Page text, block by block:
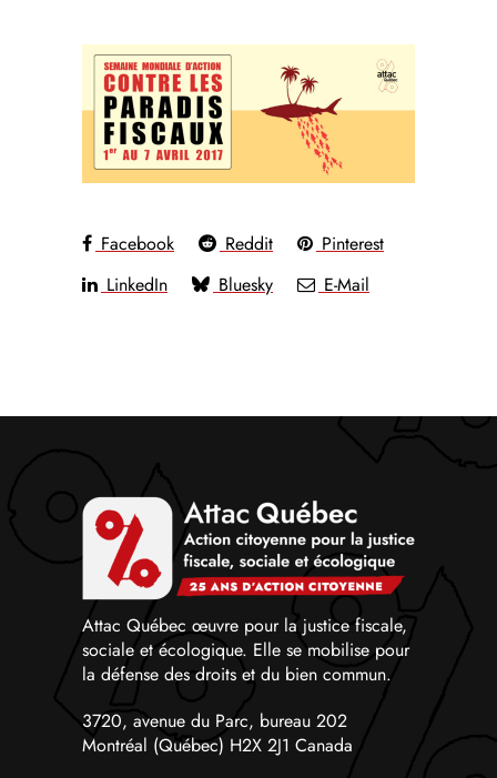
Facebook Reddit
Pinterest
LinkedIn
Bluesky E-Mail
Attac Québec œuvre pour la justice fiscale,
sociale et écologique. Elle se mobilise pour
la défense des droits et du bien commun.
3720, avenue du Parc, bureau 202
Montréal (Québec) H2X 2J1 Canada